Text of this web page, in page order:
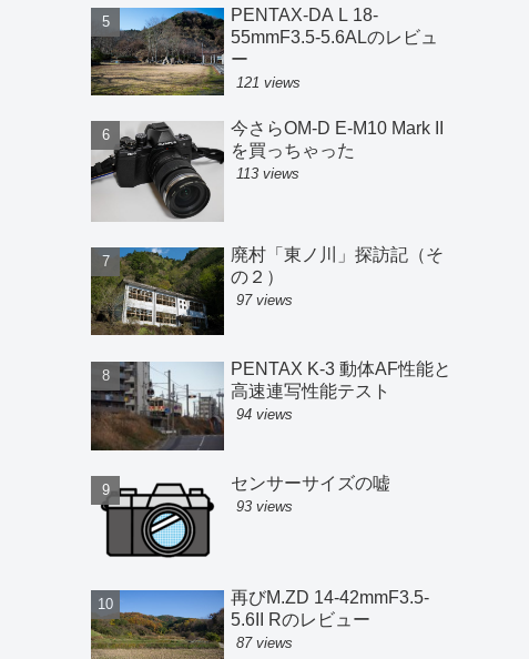
PENTAX-DA L 18-
55mmF3.5-5.6ALのレビュ
ー
121 views
今さらOM-D E-M10 Mark II
を買っちゃった
113 views
廃村「東ノ川」探訪記（そ
の２）
97 views
PENTAX K-3 動体AF性能と
高速連写性能テスト
94 views
センサーサイズの嘘
93 views
再びM.ZD 14-42mmF3.5-
5.6II Rのレビュー
87 views